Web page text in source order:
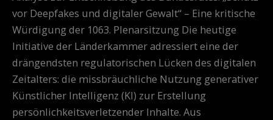
vor Deepfakes und digitaler Gewalt“ – Eine kritische
Würdigung der 1063. Plenarsitzung Die heutige
Initiative der Länderkammer adressiert eine der
drängendsten regulatorischen Lücken des digitalen
Zeitalters: die missbräuchliche Nutzung generativer
Künstlicher Intelligenz (KI) zur Erstellung
persönlichkeitsverletzender Inhalte. Aus
Gewalt
–
Schutz
vor
Deepfakes“
(1063.
Sitzung)